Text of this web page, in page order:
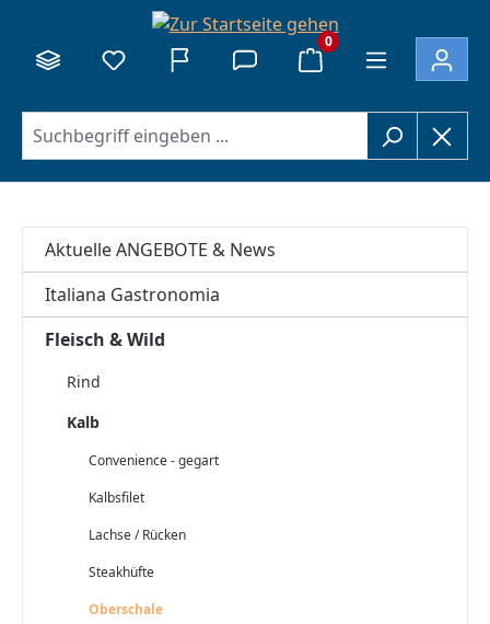
0
Aktuelle ANGEBOTE & News
Italiana Gastronomia
Fleisch & Wild
Rind
Kalb
Convenience - gegart
Kalbsfilet
Lachse / Rücken
Steakhüfte
Oberschale